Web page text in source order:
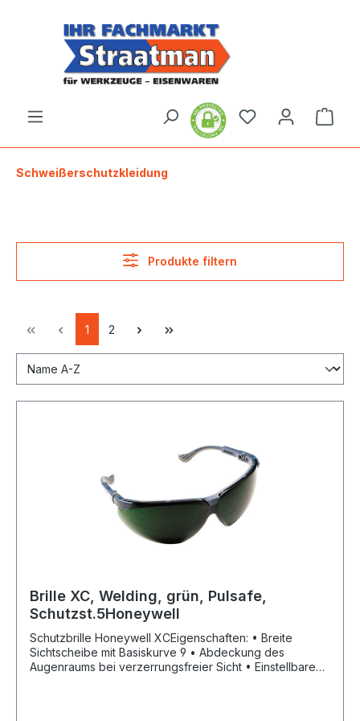
Schweißerschutzkleidung
Produkte filtern
1 2
Brille XC, Welding, grün, Pulsafe,
Schutzst.5Honeywell
Schutzbrille Honeywell XCEigenschaften: • Breite
Sichtscheibe mit Basiskurve 9 • Abdeckung des
Augenraums bei verzerrungsfreier Sicht • Einstellbare